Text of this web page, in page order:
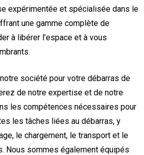
expérimentée et spécialisée dans le
une gamme complète de
à libérer l’espace et à vous
société pour votre débarras de
de notre expertise et de notre
les compétences nécessaires pour
les tâches liées au débarras, y
le chargement, le transport et le
Nous sommes également équipés